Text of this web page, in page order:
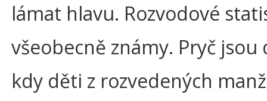
lámat hlavu. Rozvodové
všeobecně známy. Pryč jsou
kdy děti z rozvedených